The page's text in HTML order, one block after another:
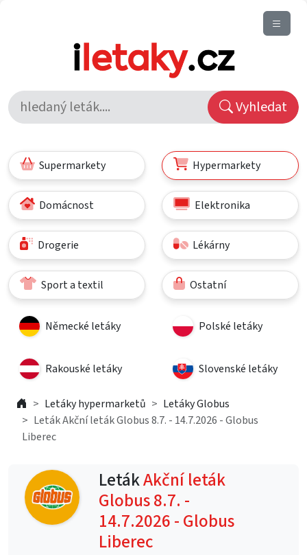
Vyhledat
Supermarkety Hypermarkety
Domácnost Elektronika
Drogerie Lékárny
Sport a textil Ostatní
Německé letáky Polské letáky
Rakouské letáky Slovenské letáky
Letáky hypermarketů
Letáky Globus
Leták Akční leták Globus 8.7. - 14.7.2026 - Globus
Liberec
LetákAkční leták
Globus 8.7. -
14.7.2026 - Globus
Liberec